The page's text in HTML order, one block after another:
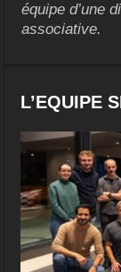
équipe d’une
associative.
L’EQUIPE